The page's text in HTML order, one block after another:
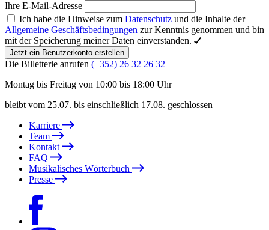
Ihre E-Mail-Adresse
Ich habe die Hinweise zum Datenschutz und die Inhalte der
Allgemeine Geschäftsbedingungen zur Kenntnis genommen und bin
mit der Speicherung meiner Daten einverstanden.
Jetzt ein Benutzerkonto erstellen
Die Billetterie anrufen (+352) 26 32 26 32
Montag bis Freitag von 10:00 bis 18:00 Uhr
bleibt vom 25.07. bis einschließlich 17.08. geschlossen
Karriere
Team
Kontakt
FAQ
Musikalisches Wörterbuch
Presse